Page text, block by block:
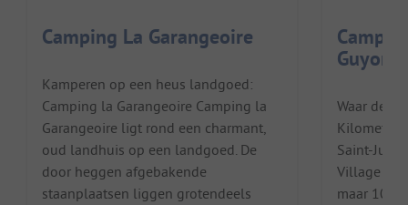
Camping La Garangeoire
Kamperen op een heus landgoed:
Camping la Garangeoire Camping la
Garangeoire ligt rond een charmant,
oud landhuis op een landgoed. De
door heggen afgebakende
staanplaatsen liggen grotendeels
Waar de
Saint-
Village de
maar 10